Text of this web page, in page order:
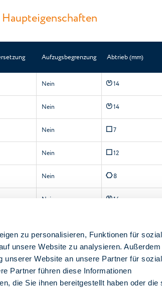
zu personalisieren, Funktionen für
unsere Website zu analysieren. Außerdem
unserer Website an unsere Partner für
Partner führen diese Informationen
die Sie ihnen bereitgestellt haben oder die
Haupteigenschaften
Aufzugsbegrenzung Abtrieb (mm)
Nein P14
Nein P14
Nein Q7
Nein Q12
Nein E8
Nein P14
Nein
durchgehend